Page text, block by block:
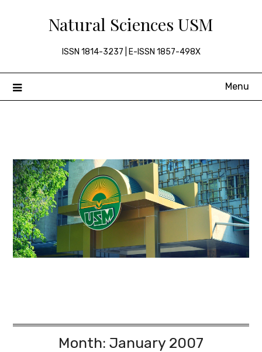
Natural Sciences USM
ISSN 1814-3237 | E-ISSN 1857-498X
Menu
Month: January 2007